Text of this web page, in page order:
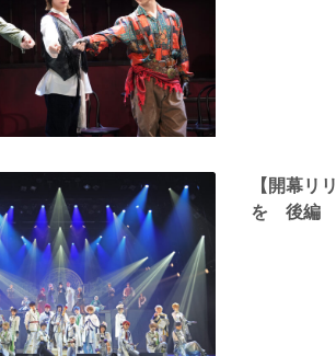
【開幕リ
を 後編